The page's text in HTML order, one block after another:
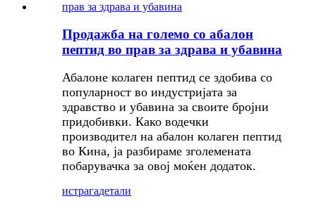
Продажба на големо со абалон
пептид во прав за здрава и убавина
Абалоне колаген пептид се здобива со
популарност во индустријата за
здравство и убавина за своите бројни
придобивки. Како водечки
производител на абалон колаген пептид
во Кина, ја разбираме зголемената
побарувачка за овој моќен додаток.
истрагадетали